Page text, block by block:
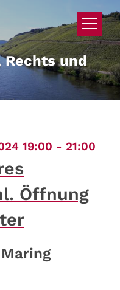
und
19:00 - 21:00
Öffnung